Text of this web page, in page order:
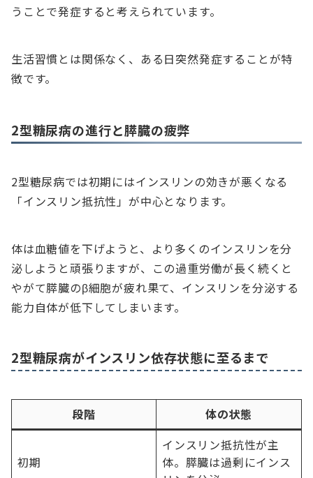
うことで発症すると考えられています。
生活習慣とは関係なく、ある日突然発症することが特
徴です。
2型糖尿病の進行と膵臓の疲弊
2型糖尿病では初期にはインスリンの効きが悪くなる
「インスリン抵抗性」が中心となります。
体は血糖値を下げようと、より多くのインスリンを分
泌しようと頑張りますが、この過重労働が長く続くと
やがて膵臓のβ細胞が疲れ果て、インスリンを分泌する
能力自体が低下してしまいます。
2型糖尿病がインスリン依存状態に至るまで
段階 体の状態
初期
インスリン抵抗性が主
体。膵臓は過剰にインス